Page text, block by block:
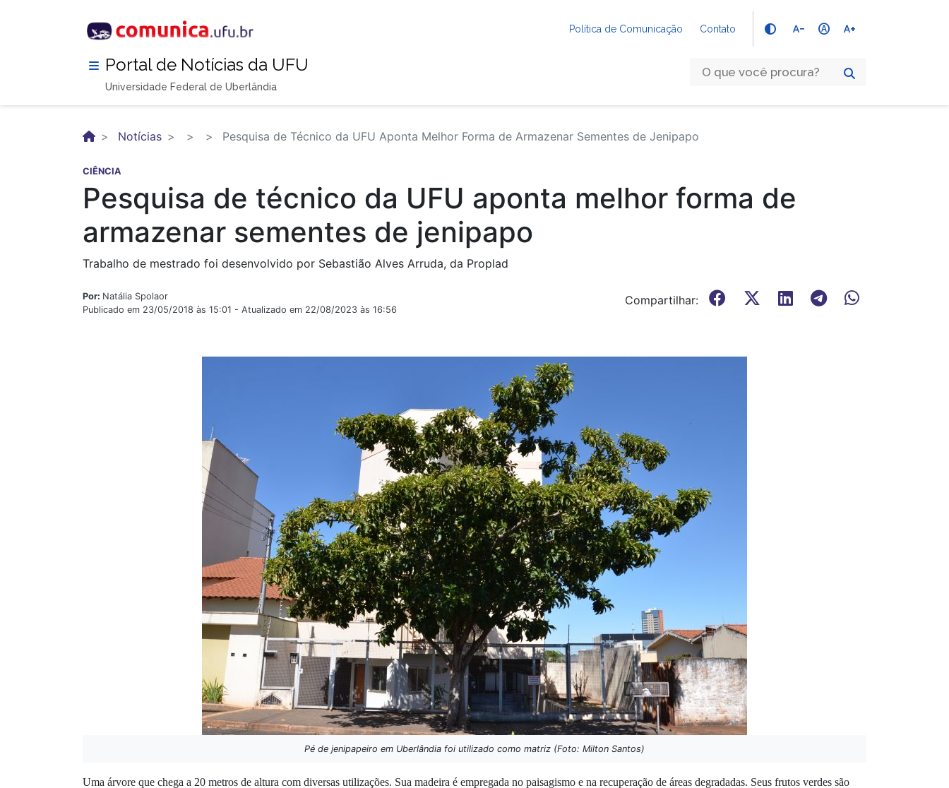
Política de Comunicação Contato text_decrease hdr_auto text_increase
Portal de Notícias da UFU
Universidade Federal de Uberlândia
Notícias Pesquisa de Técnico da UFU Aponta Melhor Forma de Armazenar Sementes de Jenipapo
CIÊNCIA
Pesquisa de técnico da UFU aponta melhor forma de
armazenar sementes de jenipapo
Trabalho de mestrado foi desenvolvido por Sebastião Alves Arruda, da Proplad
Por: Natália Spolaor
Publicado em 23/05/2018 às 15:01 - Atualizado em 22/08/2023 às 16:56
Compartilhar:
Pé de jenipapeiro em Uberlândia foi utilizado como matriz (Foto: Milton Santos)
Uma árvore que chega a 20 metros de altura com diversas utilizações. Sua madeira é empregada no paisagismo e na recuperação de áreas degradadas. Seus frutos verdes são